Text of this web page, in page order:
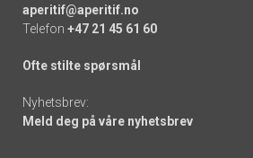
aperitif@aperitif.no
Telefon +47 21 45 61 60
Ofte stilte spørsmål
Nyhetsbrev:
Meld deg på våre nyhetsbrev